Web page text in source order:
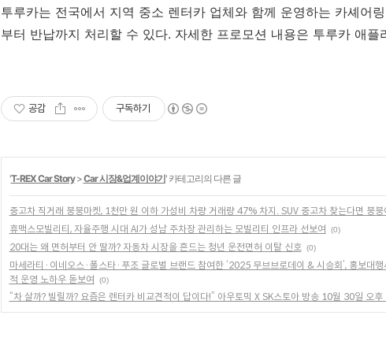
투루카는 전국에서 지역 중소 렌터카 업체와 함께 운영하는 카셰어
부터 반납까지 처리할 수 있다. 자세한 프로모션 내용은 투루카 애
공감 구독하기
'T-REX Car Story>Car 시장&업계이야기' 카테고리의 다른 글
중고차 직거래 붕붕마켓, 1천만 원 이하 가성비 차량 거래량 47% 차지. SUV 중고차 찾는다면 붕붕
휴맥스모빌리티, 자율주행 시대 AI가 성남 주차장 관리하는 모빌리티 인프라 선보여 (0)
20대는 왜 면허부터 안 딸까? 자동차 시장을 흔드는 청년 운전면허 이탈 신호 (0)
마세라티·이네오스·폴스타·푸조 글로벌 브랜드 참여한 ‘2025 무브브로데이 & 시승회’, 홍보대
적 운영 노하우 돋보여
(0)
“차 살까? 빌릴까? 요즘은 렌터카 비교견적이 답이다!” 아우토믹 X SK스토아 방송 10월 30일 오